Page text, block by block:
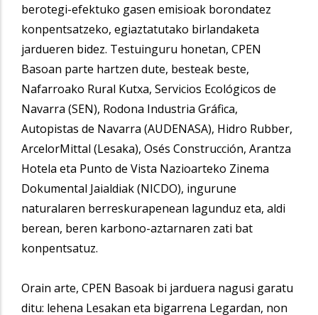
berotegi-efektuko gasen emisioak borondatez
konpentsatzeko, egiaztatutako birlandaketa
jardueren bidez. Testuinguru honetan, CPEN
Basoan parte hartzen dute, besteak beste,
Nafarroako Rural Kutxa, Servicios Ecológicos de
Navarra (SEN), Rodona Industria Gráfica,
Autopistas de Navarra (AUDENASA), Hidro Rubber,
ArcelorMittal (Lesaka), Osés Construcción, Arantza
Hotela eta Punto de Vista Nazioarteko Zinema
Dokumental Jaialdiak (NICDO), ingurune
naturalaren berreskurapenean lagunduz eta, aldi
berean, beren karbono-aztarnaren zati bat
konpentsatuz.
Orain arte, CPEN Basoak bi jarduera nagusi garatu
ditu: lehena Lesakan eta bigarrena Legardan, non